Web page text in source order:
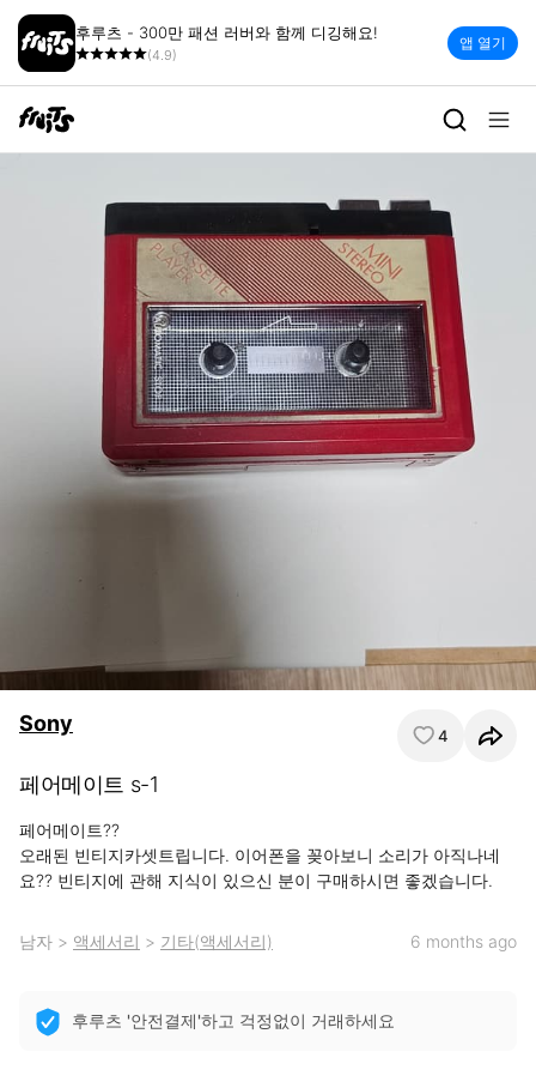
후루츠 - 300만 패션 러버와 함께 디깅해요!
(4.9)
앱 열기
Sony 4
페어메이트 s-1
페어메이트??
오래된 빈티지카셋트립니다. 이어폰을 꽂아보니 소리가 아직나네
요?? 빈티지에 관해 지식이 있으신 분이 구매하시면 좋겠습니다.
남자 > 액세서리 > 기타(액세서리) 6 months ago
후루츠 '안전결제'하고 걱정없이 거래하세요